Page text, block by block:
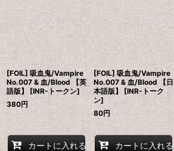
[FOIL] 吸血鬼/Vampire
No.007 & 血/Blood 【英
語版】 [INR-トークン]
380円
カートに入れる
[FOIL] 吸血鬼/Vampire
No.007 & 血/Blood 【日
本語版】 [INR-トーク
ン]
80円
カートに入れる